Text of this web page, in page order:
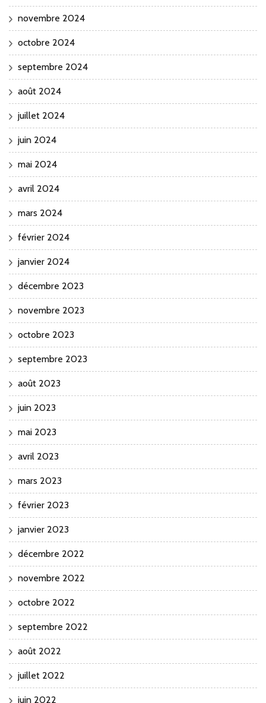
novembre 2024
octobre 2024
septembre 2024
août 2024
juillet 2024
juin 2024
mai 2024
avril 2024
mars 2024
février 2024
janvier 2024
décembre 2023
novembre 2023
octobre 2023
septembre 2023
août 2023
juin 2023
mai 2023
avril 2023
mars 2023
février 2023
janvier 2023
décembre 2022
novembre 2022
octobre 2022
septembre 2022
août 2022
juillet 2022
juin 2022